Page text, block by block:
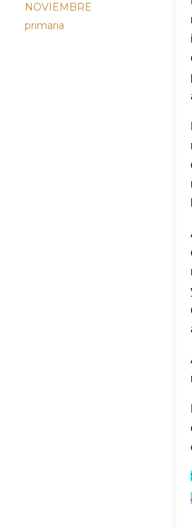
NOVIEMBRE
primaria